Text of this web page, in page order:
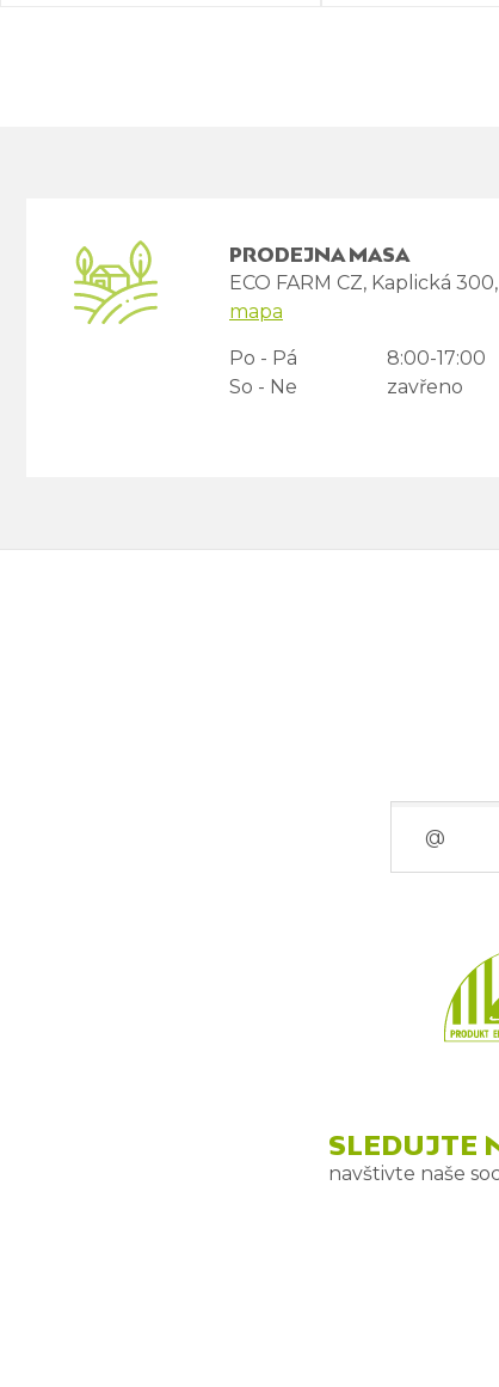
PRODEJNA MASA
ECO FARM CZ, Kaplická
mapa
Po - Pá
8:00-17:00
So - Ne
zavřeno
SLEDUJTE
navštivte naše